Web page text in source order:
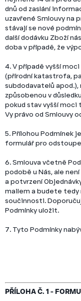
dnů od zaslání
uzavřené Smlouvy na
stávají se nové
další dodávku Zboží
doba v případě, že
4. V případě vyšší
(přírodní katastrofa,
subdodavatelů
způsobenou v
pokud stav vyšší moci
Vy právo od Smlouvy
5. Přílohou Podmínek
formulář pro
6. Smlouva včetně
podobě u Nás, ale
a potvrzení
mailem a budete tedy
součinnosti.
Podmínky uložit.
7. Tyto Podmínky
PŘÍLOHA Č. 1 -